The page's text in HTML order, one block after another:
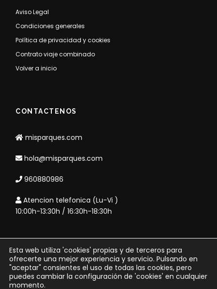
Aviso Legal
Condiciones generales
Política de privacidad y cookies
Contrato viaje combinado
Volver a inicio
CONTACTENOS
misparques.com
hola@misparques.com
960880986
Atencion telefonica (Lu-Vi )
10:00h-13:30h / 16:30h-18:30h
Copyright 2006 - misparques.com
- CIF B98810104 - Agencia CV-
Esta web utiliza 'cookies' propias y de terceros para
ofrecerte una mejor experiencia y servicio. Pulsando en
"aceptar" consientes el uso de todas las cookies, pero
puedes cambiar la configuración de 'cookies' en cualquier
momento.